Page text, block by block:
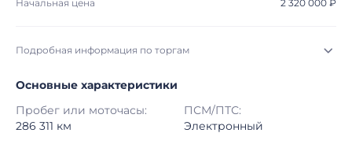
Начальная цена 2 320 000 ₽
Подробная информация по торгам
Начало торгов: 03.08.2026, 10:18 МСК
Конец торгов: 10.08.2026, 10:18 МСК
Основные характеристики
Пробег или моточасы:
286 311 км
ПСМ/ПТС:
Электронный